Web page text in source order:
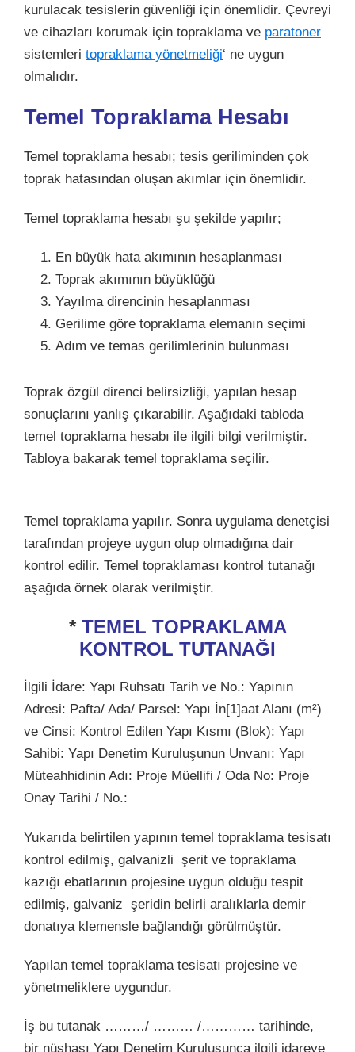
kurulacak tesislerin güvenliği için önemlidir. Çevreyi
ve cihazları korumak için topraklama ve paratoner
sistemleri topraklama yönetmeliği‘ ne uygun
olmalıdır.
Temel Topraklama Hesabı
Temel topraklama hesabı; tesis geriliminden çok
toprak hatasından oluşan akımlar için önemlidir.
Temel topraklama hesabı şu şekilde yapılır;
En büyük hata akımının hesaplanması
Toprak akımının büyüklüğü
Yayılma direncinin hesaplanması
Gerilime göre topraklama elemanın seçimi
Adım ve temas gerilimlerinin bulunması
Toprak özgül direnci belirsizliği, yapılan hesap
sonuçlarını yanlış çıkarabilir. Aşağıdaki tabloda
temel topraklama hesabı ile ilgili bilgi verilmiştir.
Tabloya bakarak temel topraklama seçilir.
Temel topraklama yapılır. Sonra uygulama denetçisi
tarafından projeye uygun olup olmadığına dair
kontrol edilir. Temel topraklaması kontrol tutanağı
aşağıda örnek olarak verilmiştir.
*TEMEL TOPRAKLAMA
KONTROL TUTANAĞI
İlgili İdare: Yapı Ruhsatı Tarih ve No.: Yapının
Adresi: Pafta/ Ada/ Parsel: Yapı İn[1]aat Alanı (m²)
ve Cinsi: Kontrol Edilen Yapı Kısmı (Blok): Yapı
Sahibi: Yapı Denetim Kuruluşunun Unvanı: Yapı
Müteahhidinin Adı: Proje Müellifi / Oda No: Proje
Onay Tarihi / No.:
Yukarıda belirtilen yapının temel topraklama tesisatı
kontrol edilmiş, galvanizli şerit ve topraklama
kazığı ebatlarının projesine uygun olduğu tespit
edilmiş, galvaniz şeridin belirli aralıklarla demir
donatıya klemensle bağlandığı görülmüştür.
Yapılan temel topraklama tesisatı projesine ve
yönetmeliklere uygundur.
İş bu tutanak ………/ ……… /………… tarihinde,
bir nüshası Yapı Denetim Kuruluşunca ilgili idareye